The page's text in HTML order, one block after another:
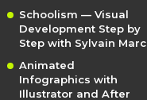
Schoolism — Visual
Development Step by
Step with Sylvain Marc
Animated
Infographics with
Illustrator and After